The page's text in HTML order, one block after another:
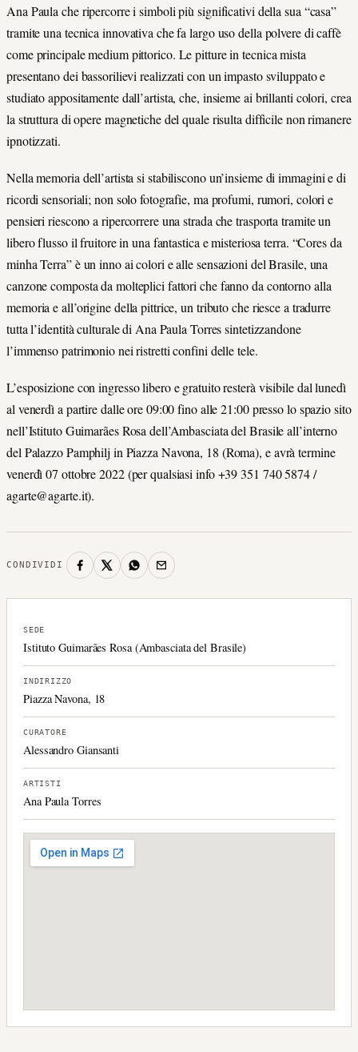
Ana Paula che ripercorre i simboli più significativi della sua “casa”
tramite una tecnica innovativa che fa largo uso della polvere di caffè
come principale medium pittorico. Le pitture in tecnica mista
presentano dei bassorilievi realizzati con un impasto sviluppato e
studiato appositamente dall’artista, che, insieme ai brillanti colori, crea
la struttura di opere magnetiche del quale risulta difficile non rimanere
ipnotizzati.
Nella memoria dell’artista si stabiliscono un’insieme di immagini e di
ricordi sensoriali; non solo fotografie, ma profumi, rumori, colori e
pensieri riescono a ripercorrere una strada che trasporta tramite un
libero flusso il fruitore in una fantastica e misteriosa terra. “Cores da
minha Terra” è un inno ai colori e alle sensazioni del Brasile, una
canzone composta da molteplici fattori che fanno da contorno alla
memoria e all’origine della pittrice, un tributo che riesce a tradurre
tutta l’identità culturale di Ana Paula Torres sintetizzandone
l’immenso patrimonio nei ristretti confini delle tele.
L’esposizione con ingresso libero e gratuito resterà visibile dal lunedì
al venerdì a partire dalle ore 09:00 fino alle 21:00 presso lo spazio sito
nell’Istituto Guimarães Rosa dell’Ambasciata del Brasile all’interno
del Palazzo Pamphilj in Piazza Navona, 18 (Roma), e avrà termine
venerdì 07 ottobre 2022 (per qualsiasi info +39 351 740 5874 /
agarte@agarte.it).
CONDIVIDI
SEDE
Istituto Guimarães Rosa (Ambasciata del Brasile)
INDIRIZZO
Piazza Navona, 18
CURATORE
Alessandro Giansanti
ARTISTI
Ana Paula Torres